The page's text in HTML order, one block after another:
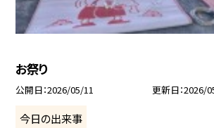
お祭り
公開日 2026/05/11 更新日 2026/
今日の出来事